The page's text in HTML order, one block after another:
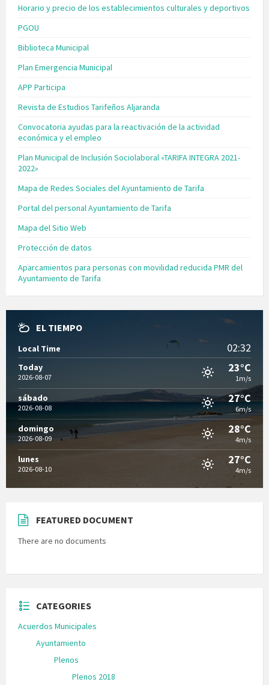
Horario y precio de los establecimientos culturales y deportivos
PGOU
Biblioteca Municipal
Plan Emergencia Municipal
APP Participa
Revista de Estudios Tarifeños Aljaranda
Convocatoria ayudas para la reactivación de la actividad
económica y el empleo
Plan Municipal de Inclusión Sociolaboral «TARIFA INTEGRA 2021-
2022»
Mapa de Redes Sociales del Ayuntamiento de Tarifa
Portal del personal Ayuntamiento de Tarifa
Mapa del Sitio Web
Protección de datos
Aparcamientos para personas con movilidad reducida PMR del
Ayuntamiento de Tarifa
EL TIEMPO
Local Time 02:32
Today
2026-08-07
23°C
1m/s
sábado
2026-08-08
27°C
6m/s
domingo
2026-08-09
28°C
4m/s
lunes
2026-08-10
27°C
4m/s
FEATURED DOCUMENT
There are no documents
CATEGORIES
Acuerdos Municipales
Ayuntamiento
Plenos
Plenos 2018